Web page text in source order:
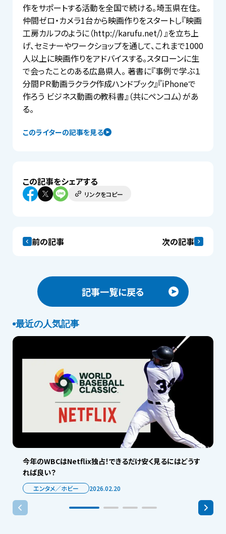
このライターの記事を見る
作をサポートする活動を全国で続ける。埼玉県在住。
仲間ゼロ・カメラ1台から映画作りをスタートし『映画
工房カルフのように（http://karufu.net/）』を立ち上
げ、セミナーやワークショップを通して、これまで1000
人以上に映画作りをアドバイスする。スタローンに生
で会ったことのある広島県人。 著書に『事例で学ぶ１
分間ＰＲ動画ラクラク作成ハンドブック』『iPhoneで
作ろう ビジネス動画の教科書』（共にペンコム）があ
る。
この記事をシェアする
リンクをコピー
前の記事 次の記事
記事一覧に戻る
最近の人気記事
今年のWBCはNetflix独占！できるだけ安く見るにはどうす
れば良い？
エンタメ／ホビー 2026.02.20